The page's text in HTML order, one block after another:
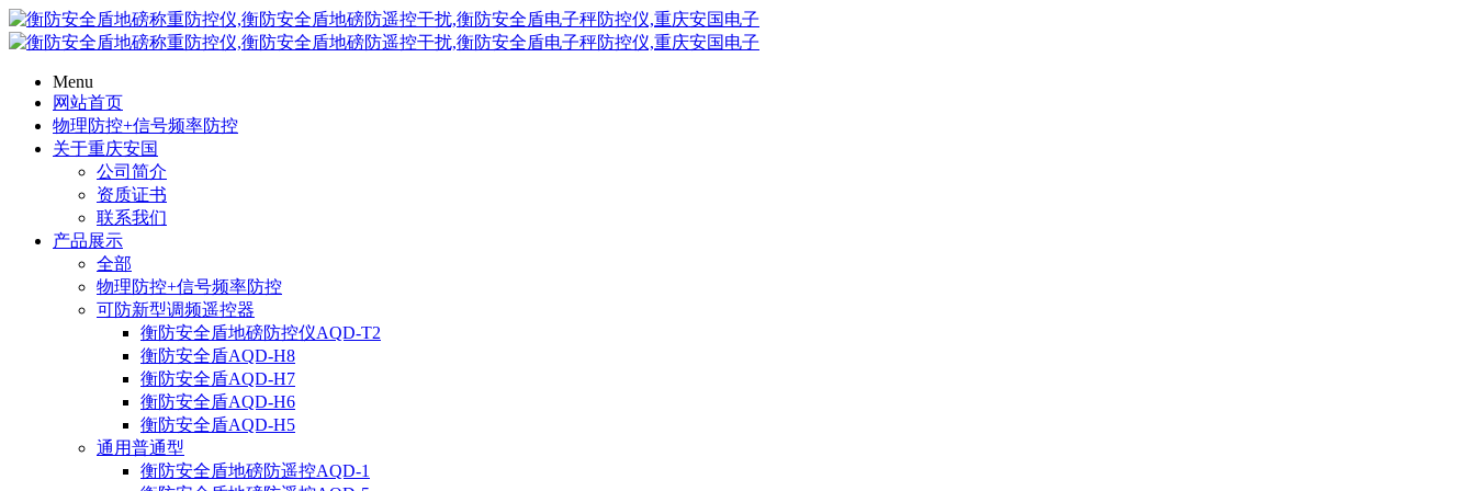
Menu
网站首页
物理防控+信号频率防控
关于重庆安国
公司简介
资质证书
联系我们
产品展示
全部
物理防控+信号频率防控
可防新型调频遥控器
衡防安全盾地磅防控仪AQD-T2
衡防安全盾AQD-H8
衡防安全盾AQD-H7
衡防安全盾AQD-H6
衡防安全盾AQD-H5
通用普通型
衡防安全盾地磅防遥控AQD-1